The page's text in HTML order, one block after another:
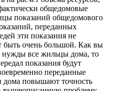
общедомовые
показаний общедомового
переданных
эти показания не
быть очень большой. Как вы
нужды все жильцы дома, то
показания будут
переданные
дома повышают точность